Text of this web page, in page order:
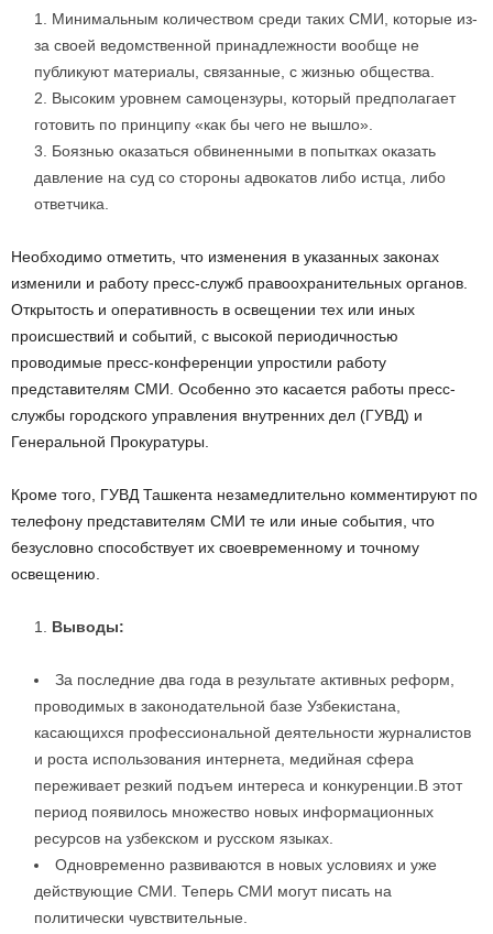
Минимальным количеством среди таких СМИ, которые из-
за своей ведомственной принадлежности вообще не
публикуют материалы, связанные, с жизнью общества.
Высоким уровнем самоцензуры, который предполагает
готовить по принципу «как бы чего не вышло».
Боязнью оказаться обвиненными в попытках оказать
давление на суд со стороны адвокатов либо истца, либо
ответчика.
Необходимо отметить, что изменения в указанных законах
изменили и работу пресс-служб правоохранительных органов.
Открытость и оперативность в освещении тех или иных
происшествий и событий, с высокой периодичностью
проводимые пресс-конференции упростили работу
представителям СМИ. Особенно это касается работы пресс-
службы городского управления внутренних дел (ГУВД) и
Генеральной Прокуратуры.
Кроме того, ГУВД Ташкента незамедлительно комментируют по
телефону представителям СМИ те или иные события, что
безусловно способствует их своевременному и точному
освещению.
Выводы:
За последние два года в результате активных реформ,
проводимых в законодательной базе Узбекистана,
касающихся профессиональной деятельности журналистов
и роста использования интернета, медийная сфера
переживает резкий подъем интереса и конкуренции.В этот
период появилось множество новых информационных
ресурсов на узбекском и русском языках.
Одновременно развиваются в новых условиях и уже
действующие СМИ. Теперь СМИ могут писать на
политически чувствительные.